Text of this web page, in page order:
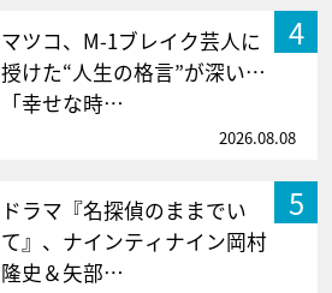
4
マツコ、M-1ブレイク芸人に
授けた“人生の格言”が深い…
「幸せな時…
2026.08.08
5
ドラマ『名探偵のままでい
て』、ナインティナイン岡村
隆史＆矢部…